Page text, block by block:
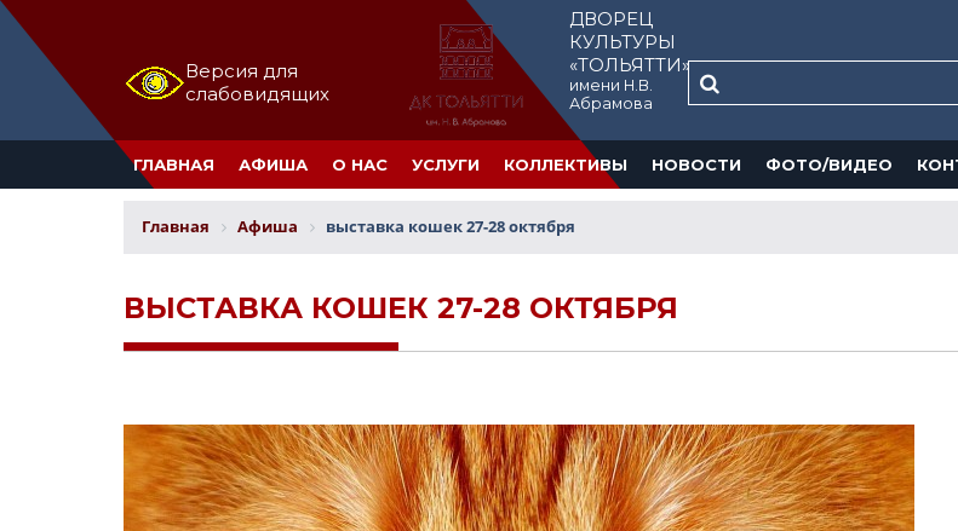
Версия для
слабовидящих
ДВОРЕЦ
КУЛЬТУРЫ
«ТОЛЬЯТТИ»
имени Н.В.
Абрамова
ГЛАВНАЯ АФИША О НАС УСЛУГИ КОЛЛЕКТИВЫ НОВОСТИ ФОТО/ВИДЕО
Главная Афиша выставка кошек 27-28 октября
ВЫСТАВКА КОШЕК 27-28 ОКТЯБРЯ